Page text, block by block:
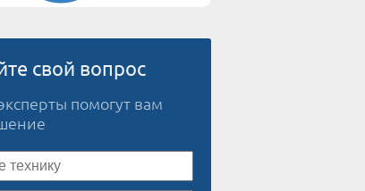
свой вопрос
помогут вам